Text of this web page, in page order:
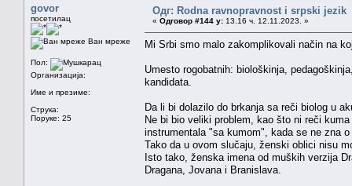
govor
посетилац
Ван мреже
Пол:
Организација:
Име и презиме:
Струка:
Поруке: 25
Одг: Rodna ravnopravnost i srpski jezik
« Одговор #144 у: 13.16 ч. 12.11.2023. »
Mi Srbi smo malo zakomplikovali način na
Umesto rogobatnih: biološkinja,
kandidata.
Da li bi dolazilo do brkanja sa reči biolog u
Ne bi bio veliki problem, kao što ni reči
instrumentala "sa kumom", kada se ne zna
Tako da u ovom slučaju, ženski oblici nisu
Isto tako, ženska imena od muških verzija
Dragana, Jovana i Branislava.